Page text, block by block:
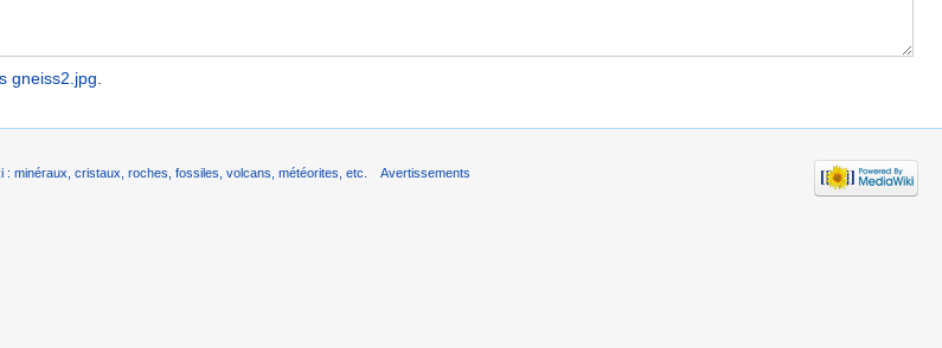
gneiss2.jpg.
: minéraux, cristaux, roches, fossiles, volcans, météorites, etc. Avertissements